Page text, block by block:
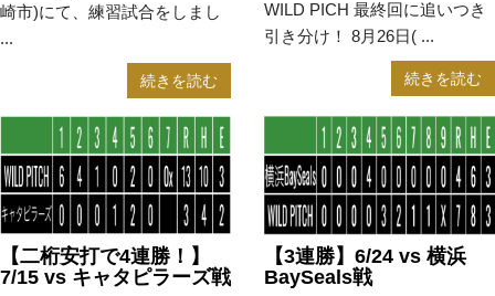
崎市)にて、練習試合をしまし
...
続きを読む
WILD PICH 最終回に追いつき
引き分け！ 8月26日( ...
続きを読む
【二桁安打で4連勝！】
7/15 vs キャタピラーズ戦
【3連勝】6/24 vs 横浜
BaySeals戦